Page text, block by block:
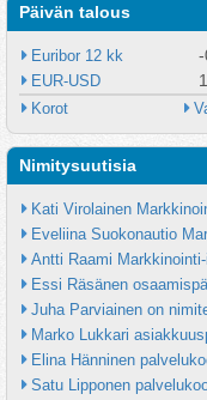
Päivän talous
Euribor 12 kk
EUR-USD
Korot
Nimitysuutisia
Kati Virolainen
Eveliina Suokonautio
Antti Raami
Essi Räsänen
Juha Parviainen on
Marko Lukkari
Elina Hänninen
Satu Lipponen